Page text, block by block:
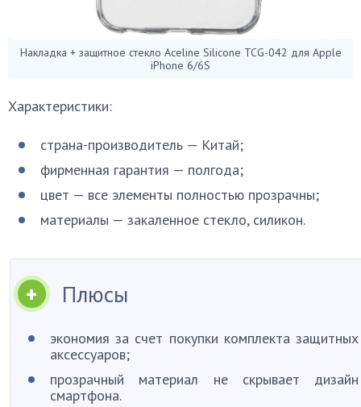
Накладка + защитное стекло Aceline Silicone TCG-042 для Apple
iPhone 6/6S
Характеристики:
страна-производитель — Китай;
фирменная гарантия — полгода;
цвет — все элементы полностью прозрачны;
материалы — закаленное стекло, силикон.
Плюсы
экономия за счет покупки комплекта защитных
аксессуаров;
прозрачный материал не скрывает дизайн
смартфона.